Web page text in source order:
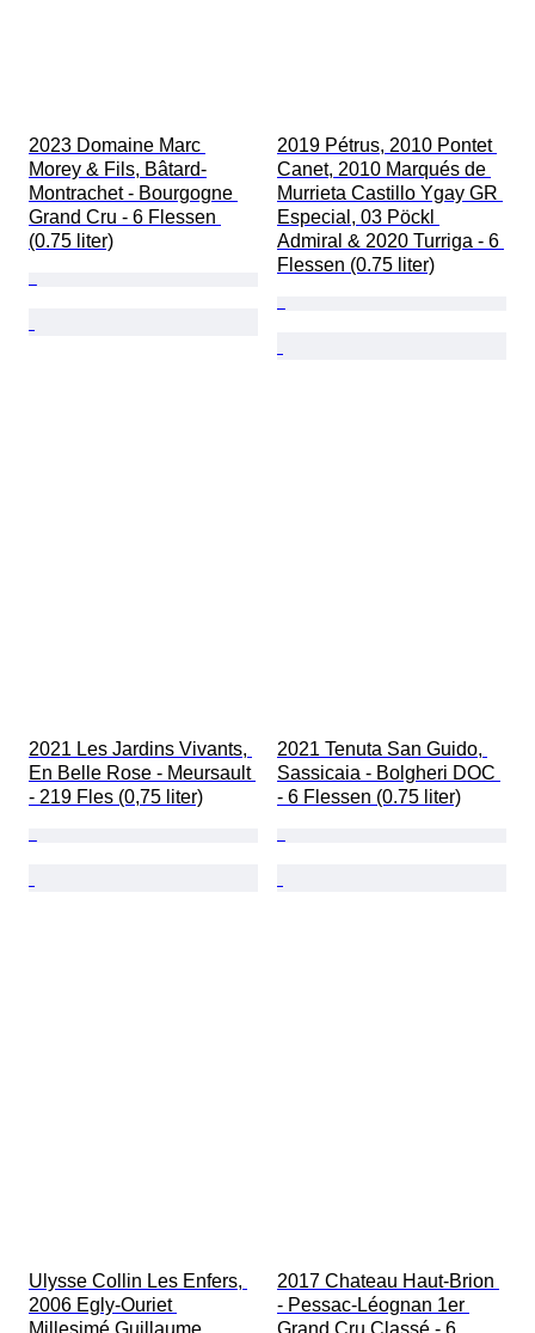
2023 Domaine Marc
Morey & Fils, Bâtard-
Montrachet - Bourgogne
Grand Cru - 6 Flessen
(0.75 liter)
2019 Pétrus, 2010 Pontet
Canet, 2010 Marqués de
Murrieta Castillo Ygay GR
Especial, 03 Pöckl
Admiral & 2020 Turriga - 6
Flessen (0.75 liter)
2021 Les Jardins Vivants,
En Belle Rose - Meursault
- 219 Fles (0,75 liter)
2021 Tenuta San Guido,
Sassicaia - Bolgheri DOC
- 6 Flessen (0.75 liter)
Ulysse Collin Les Enfers,
2006 Egly-Ouriet
2017 Chateau Haut-Brion
- Pessac-Léognan 1er